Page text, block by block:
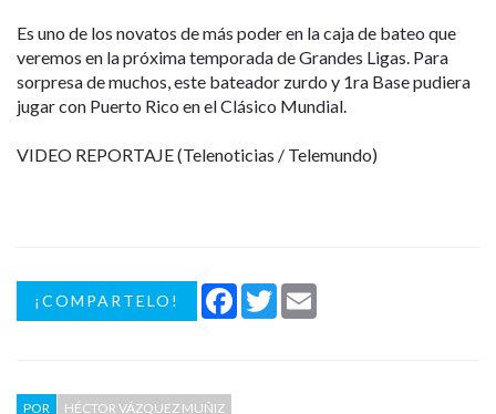
Es uno de los novatos de más poder en la caja de bateo que
veremos en la próxima temporada de Grandes Ligas. Para
sorpresa de muchos, este bateador zurdo y 1ra Base pudiera
jugar con Puerto Rico en el Clásico Mundial.
VIDEO REPORTAJE (Telenoticias / Telemundo)
¡COMPARTELO! Facebook
Twitter
POR
HÉCTOR VÁZQUEZ MUÑIZ